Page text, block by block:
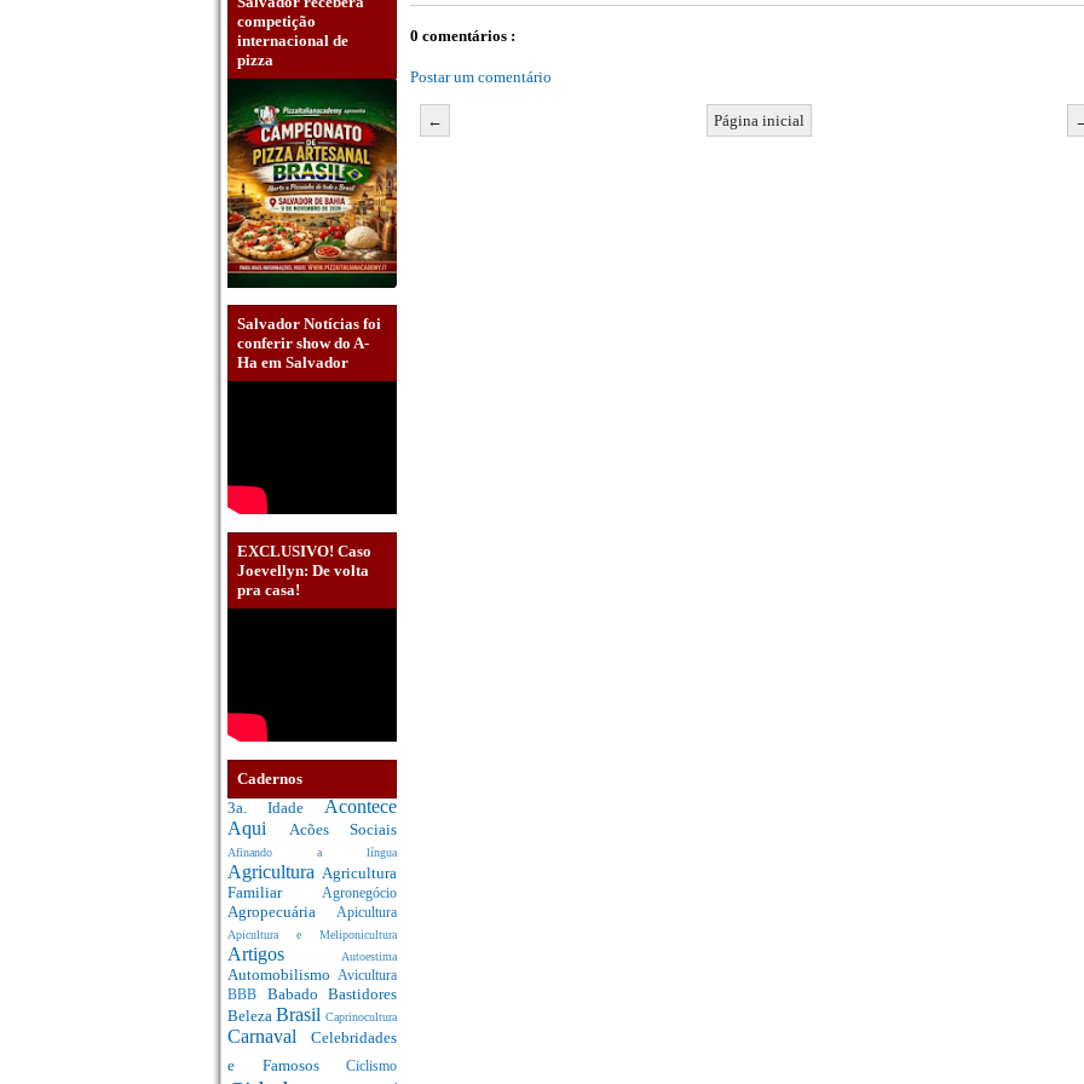
competição
internacional de
pizza
Salvador Notícias foi
conferir show do A-
Ha em Salvador
EXCLUSIVO! Caso
Joevellyn: De volta
pra casa!
Cadernos
3a. Idade Acontece
Aqui Acões Sociais
Afinando a língua
Agricultura Agricultura
Familiar Agronegócio
Agropecuária Apicultura
Apicultura e Meliponicultura
Artigos Autoestima
Automobilismo Avicultura
BBB Babado Bastidores
Beleza Brasil Caprinocultura
Carnaval Celebridades
e Famosos Ciclismo
0 comentários :
Postar um comentário
← Página inicial